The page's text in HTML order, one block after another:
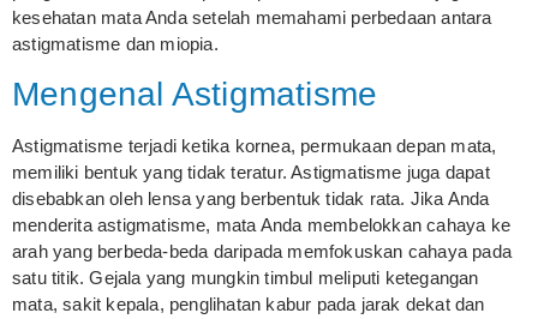
kesehatan mata Anda setelah memahami perbedaan antara
astigmatisme dan miopia.
Mengenal Astigmatisme
Astigmatisme terjadi ketika kornea, permukaan depan mata,
memiliki bentuk yang tidak teratur. Astigmatisme juga dapat
disebabkan oleh lensa yang berbentuk tidak rata. Jika Anda
menderita astigmatisme, mata Anda membelokkan cahaya ke
arah yang berbeda-beda daripada memfokuskan cahaya pada
satu titik. Gejala yang mungkin timbul meliputi ketegangan
mata, sakit kepala, penglihatan kabur pada jarak dekat dan